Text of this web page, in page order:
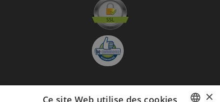
S'abonner à la Newsletter ×
Ce site Web utilise des cookies